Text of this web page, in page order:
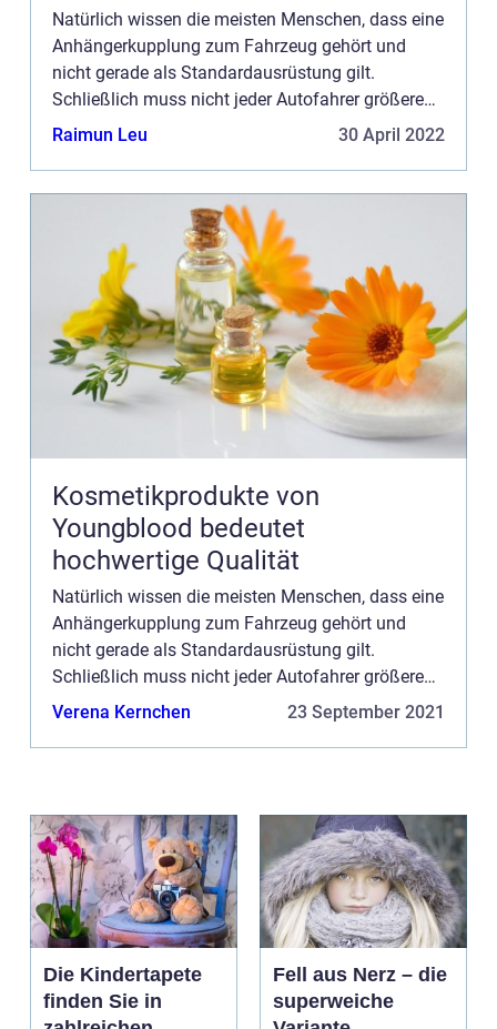
Natürlich wissen die meisten Menschen, dass eine
Anhängerkupplung zum Fahrzeug gehört und
nicht gerade als Standardausrüstung gilt.
Schließlich muss nicht jeder Autofahrer größere
Lasten transportieren. Wer allerdings einen
Raimun Leu 30 April 2022
Kosmetikprodukte von
Youngblood bedeutet
hochwertige Qualität
Natürlich wissen die meisten Menschen, dass eine
Anhängerkupplung zum Fahrzeug gehört und
nicht gerade als Standardausrüstung gilt.
Schließlich muss nicht jeder Autofahrer größere
Lasten transportieren. Wer allerdings einen
Verena Kernchen 23 September 2021
Die Kindertapete
finden Sie in
Fell aus Nerz – die
superweiche